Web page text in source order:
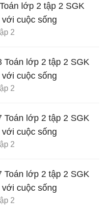
lớp 2 tập 2 SGK
cuộc sống
2
Toán lớp 2 tập 2 SGK
cuộc sống
2
Toán lớp 2 tập 2 SGK
cuộc sống
2
Toán lớp 2 tập 2 SGK
cuộc sống
2